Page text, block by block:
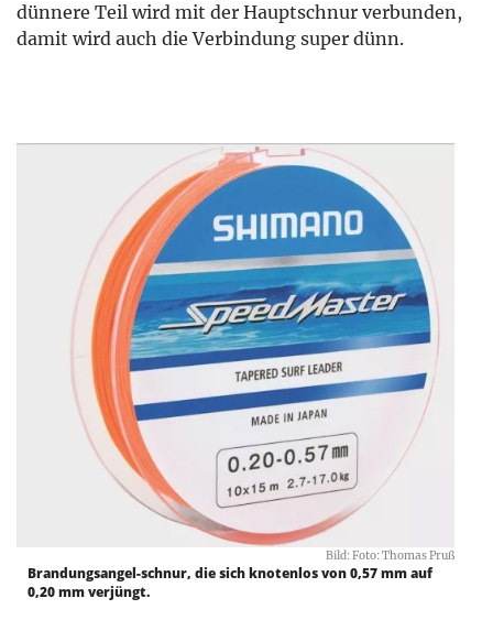
dünnere Teil wird mit der Hauptschnur verbunden,
damit wird auch die Verbindung super dünn.
Bild: Foto: Thomas Pruß
Brandungsangel-schnur, die sich knotenlos von 0,57 mm auf
0,20 mm verjüngt.